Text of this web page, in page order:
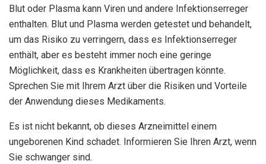
Blut oder Plasma kann Viren und andere Infektionserreger
enthalten. Blut und Plasma werden getestet und behandelt,
um das Risiko zu verringern, dass es Infektionserreger
enthält, aber es besteht immer noch eine geringe
Möglichkeit, dass es Krankheiten übertragen könnte.
Sprechen Sie mit Ihrem Arzt über die Risiken und Vorteile
der Anwendung dieses Medikaments.
Es ist nicht bekannt, ob dieses Arzneimittel einem
ungeborenen Kind schadet. Informieren Sie Ihren Arzt, wenn
Sie schwanger sind.